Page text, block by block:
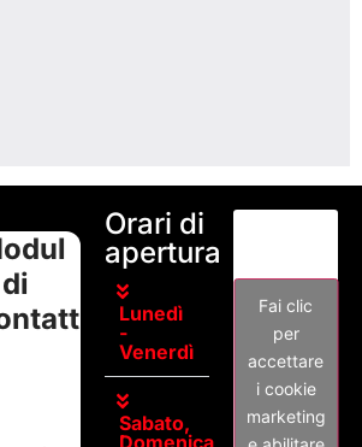
Orari di
apertura
Lunedì
-
Venerdì
Sabato,
Domenica
Fai clic
per
accettare
i cookie
marketing